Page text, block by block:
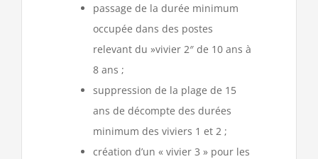
passage de la durée minimum
occupée dans des postes
relevant du »vivier 2″ de 10 ans à
8 ans ;
suppression de la plage de 15
ans de décompte des durées
minimum des viviers 1 et 2 ;
création d’un « vivier 3 » pour les